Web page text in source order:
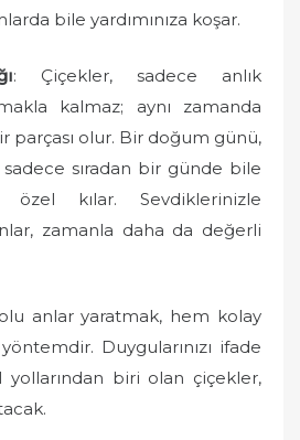
bile yardımınıza koşar.
: Çiçekler, sadece anlık
kalmaz; aynı zamanda
parçası olur. Bir doğum günü,
sıradan bir günde bile
kılar. Sevdiklerinizle
zamanla daha da değerli
anlar yaratmak, hem kolay
Duygularınızı ifade
biri olan çiçekler,